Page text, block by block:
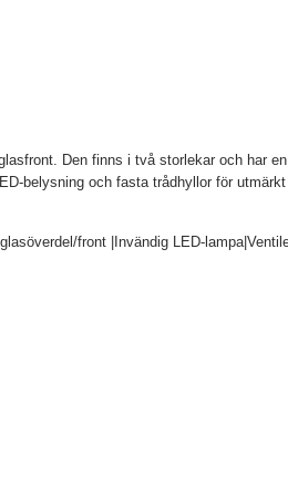
Den finns i två storlekar och har
belysning och fasta trådhyllor för utmärkt
front |Invändig LED-